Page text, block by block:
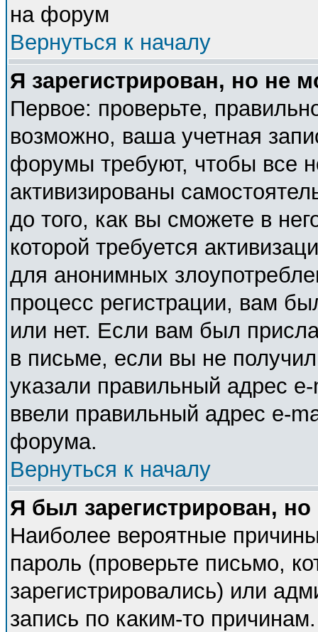
на форум
Вернуться к началу
Я зарегистрирован, но не
Первое: проверьте,
возможно, ваша учетная
форумы требуют, чтобы все
активизированы
до того, как вы сможете в
которой требуется
для анонимных
процесс регистрации, вам
или нет. Если вам был
в письме, если вы не
указали правильный адрес
ввели правильный адрес e-
форума.
Вернуться к началу
Я был зарегистрирован,
Наиболее вероятные
пароль (проверьте письмо,
зарегистрировались) или
запись по каким-то